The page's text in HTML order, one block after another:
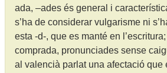
ada, –ades és general i
s’ha de considerar vulgarisme ni
esta -d-, que es manté en
comprada, pronunciades sense
al valencià parlat una afectació que